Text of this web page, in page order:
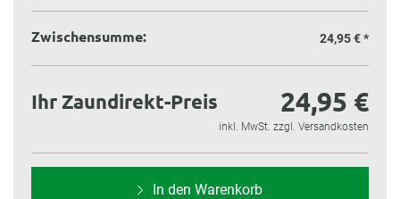
Zwischensumme: 24,95 €*
Ihr Zaundirekt-Preis 24,95 €
inkl. MwSt. zzgl. Versandkosten
In den Warenkorb